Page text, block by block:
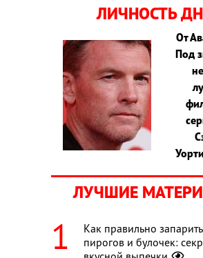
ЛИЧНОСТЬ
От
Под
ЛУЧШИЕ
Как правильно
пирогов и булочек: